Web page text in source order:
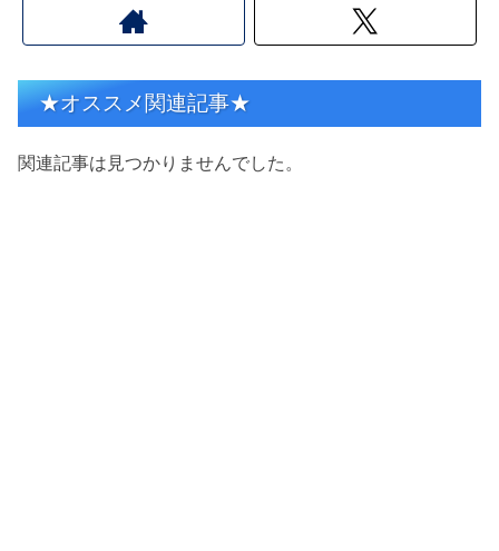
★オススメ関連記事★
関連記事は見つかりませんでした。